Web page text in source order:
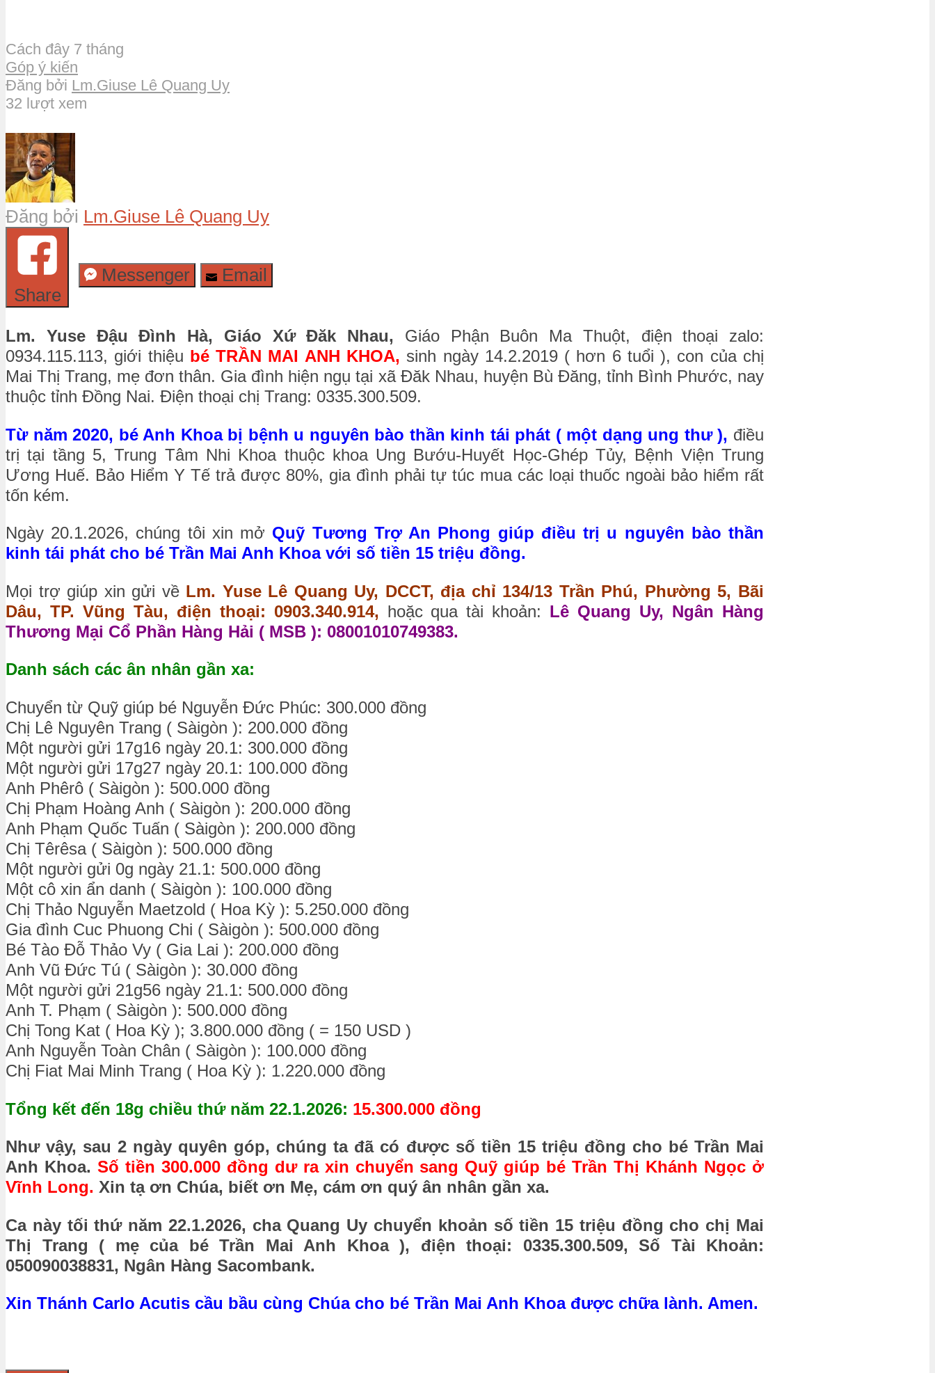
Cách đây 7 tháng
Góp ý kiến
Đăng bởi Lm.Giuse Lê Quang Uy
32 lượt xem
Đăng bởi Lm.Giuse Lê Quang Uy
Share
Messenger Email
Lm. Yuse Đậu Đình Hà, Giáo Xứ Đăk Nhau, Giáo Phận Buôn Ma Thuột, điện thoại zalo:
0934.115.113, giới thiệu bé TRẦN MAI ANH KHOA, sinh ngày 14.2.2019 ( hơn 6 tuổi ), con của chị
Mai Thị Trang, mẹ đơn thân. Gia đình hiện ngụ tại xã Đăk Nhau, huyện Bù Đăng, tỉnh Bình Phước, nay
thuộc tỉnh Đồng Nai. Điện thoại chị Trang: 0335.300.509.
Từ năm 2020, bé Anh Khoa bị bệnh u nguyên bào thần kinh tái phát ( một dạng ung thư ), điều
trị tại tầng 5, Trung Tâm Nhi Khoa thuộc khoa Ung Bướu-Huyết Học-Ghép Tủy, Bệnh Viện Trung
Ương Huế. Bảo Hiểm Y Tế trả được 80%, gia đình phải tự túc mua các loại thuốc ngoài bảo hiểm rất
tốn kém.
Ngày 20.1.2026, chúng tôi xin mở Quỹ Tương Trợ An Phong giúp điều trị u nguyên bào thần
kinh tái phát cho bé Trần Mai Anh Khoa với số tiền 15 triệu đồng.
Mọi trợ giúp xin gửi về Lm. Yuse Lê Quang Uy, DCCT, địa chỉ 134/13 Trần Phú, Phường 5, Bãi
Dâu, TP. Vũng Tàu, điện thoại: 0903.340.914, hoặc qua tài khoản: Lê Quang Uy, Ngân Hàng
Thương Mại Cổ Phần Hàng Hải ( MSB ): 08001010749383.
Danh sách các ân nhân gần xa:
Chuyển từ Quỹ giúp bé Nguyễn Đức Phúc: 300.000 đồng
Chị Lê Nguyên Trang ( Sàigòn ): 200.000 đồng
Một người gửi 17g16 ngày 20.1: 300.000 đồng
Một người gửi 17g27 ngày 20.1: 100.000 đồng
Anh Phêrô ( Sàigòn ): 500.000 đồng
Chị Phạm Hoàng Anh ( Sàigòn ): 200.000 đồng
Anh Phạm Quốc Tuấn ( Sàigòn ): 200.000 đồng
Chị Têrêsa ( Sàigòn ): 500.000 đồng
Một người gửi 0g ngày 21.1: 500.000 đồng
Một cô xin ẩn danh ( Sàigòn ): 100.000 đồng
Chị Thảo Nguyễn Maetzold ( Hoa Kỳ ): 5.250.000 đồng
Gia đình Cuc Phuong Chi ( Sàigòn ): 500.000 đồng
Bé Tào Đỗ Thảo Vy ( Gia Lai ): 200.000 đồng
Anh Vũ Đức Tú ( Sàigòn ): 30.000 đồng
Một người gửi 21g56 ngày 21.1: 500.000 đồng
Anh T. Phạm ( Sàigòn ): 500.000 đồng
Chị Tong Kat ( Hoa Kỳ ); 3.800.000 đồng ( = 150 USD )
Anh Nguyễn Toàn Chân ( Sàigòn ): 100.000 đồng
Chị Fiat Mai Minh Trang ( Hoa Kỳ ): 1.220.000 đồng
Tổng kết đến 18g chiều thứ năm 22.1.2026: 15.300.000 đồng
Như vậy, sau 2 ngày quyên góp, chúng ta đã có được số tiền 15 triệu đồng cho bé Trần Mai
Anh Khoa. Số tiền 300.000 đồng dư ra xin chuyển sang Quỹ giúp bé Trần Thị Khánh Ngọc ở
Vĩnh Long. Xin tạ ơn Chúa, biết ơn Mẹ, cám ơn quý ân nhân gần xa.
Ca này tối thứ năm 22.1.2026, cha Quang Uy chuyển khoản số tiền 15 triệu đồng cho chị Mai
Thị Trang ( mẹ của bé Trần Mai Anh Khoa ), điện thoại: 0335.300.509, Số Tài Khoản:
050090038831, Ngân Hàng Sacombank.
Xin Thánh Carlo Acutis cầu bầu cùng Chúa cho bé Trần Mai Anh Khoa được chữa lành. Amen.